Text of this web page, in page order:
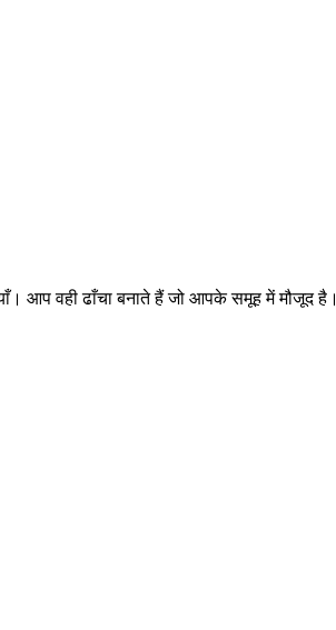
आप वही ढाँचा बनाते हैं जो आपके समूह में मौजूद है।